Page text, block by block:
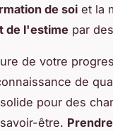
de soi et la
de l'estime par
de votre
de
pour des
être.